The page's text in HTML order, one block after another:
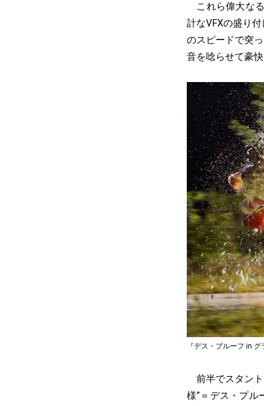
これら偉大な
計なVFXの盛り
のスピードで突
音を唸らせて豪
『デス・プルーフ in
前半でスタント
様”＝デス・プル